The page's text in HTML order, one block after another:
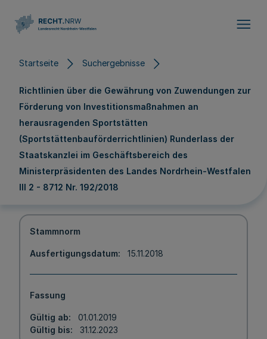
Startseite Suchergebnisse
Richtlinien über die Gewährung von Zuwendungen zur
Förderung von Investitionsmaßnahmen an
herausragenden Sportstätten
(Sportstättenbauförderrichtlinien) Runderlass der
Staatskanzlei im Geschäftsbereich des
Ministerpräsidenten des Landes Nordrhein-Westfalen
III 2 - 8712 Nr. 192/2018
Stammnorm
Ausfertigungsdatum 15.11.2018
Fassung
Gültig ab
01.01.2019
Gültig bis
31.12.2023